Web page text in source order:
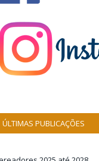
ÚLTIMAS PUBLICAÇÕES